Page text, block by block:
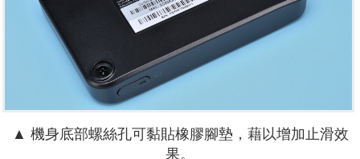
▲ 機身底部螺絲孔可黏貼橡膠腳墊，藉以增加止滑效
果。